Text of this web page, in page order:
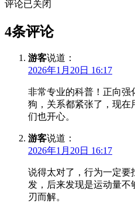
评论已关闭
4条评论
游客说道：
2026年1月20日 16:17
非常专业的科普！正向强
狗，关系都紧张了，现在
们也开心。
游客说道：
2026年1月20日 16:17
说得太对了，行为一定要
发，后来发现是运动量不
刃而解。